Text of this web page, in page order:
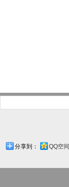
分享到： QQ空间